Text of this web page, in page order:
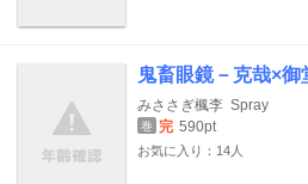
鬼畜眼鏡－克哉×御
みささぎ楓李 Spray
巻 完 590pt
お気に入り：14人